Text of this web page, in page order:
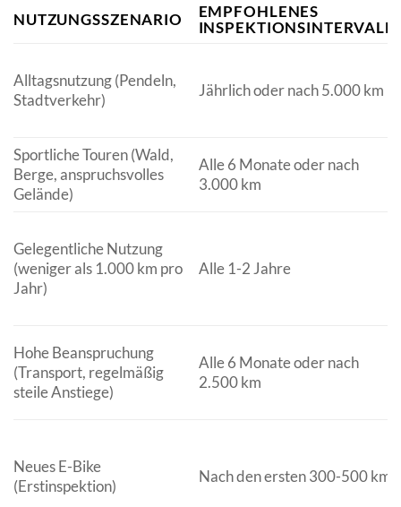
NUTZUNGSSZENARIO
EMPFOHLENES
INSPEKTIONSINTERVALL
Alltagsnutzung (Pendeln,
Stadtverkehr)
Jährlich oder nach 5.000 km
Sportliche Touren (Wald,
Berge, anspruchsvolles
Gelände)
Alle 6 Monate oder nach
3.000 km
Gelegentliche Nutzung
(weniger als 1.000 km pro
Jahr)
Alle 1-2 Jahre
Hohe Beanspruchung
(Transport, regelmäßig
steile Anstiege)
Alle 6 Monate oder nach
2.500 km
Neues E-Bike
(Erstinspektion)
Nach den ersten 300-500 km